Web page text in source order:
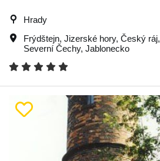
Hrady
Frýdštejn, Jizerské hory, Český ráj,
Severní Čechy, Jablonecko